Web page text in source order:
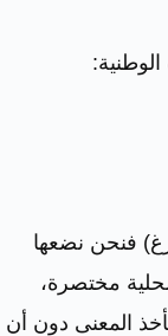
فنحن نضعها
مختصرة،
المعنى دون أن